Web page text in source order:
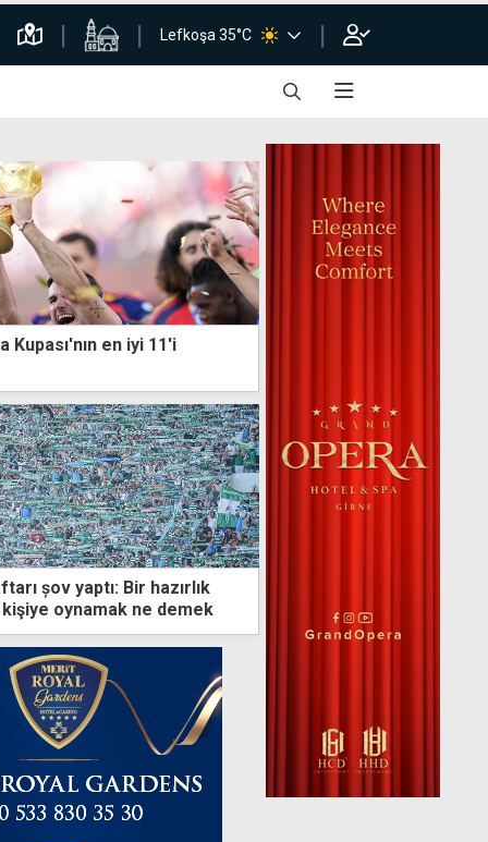
Lefkoşa 35°C
Kupası'nın en iyi 11'i
șov yaptı: Bir hazırlık
kişiye oynamak ne demek